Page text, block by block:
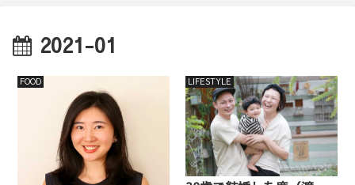
2021-01
FOOD LIFESTYLE